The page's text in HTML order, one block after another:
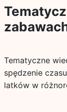
Tematyczne
spędzenie
latków w